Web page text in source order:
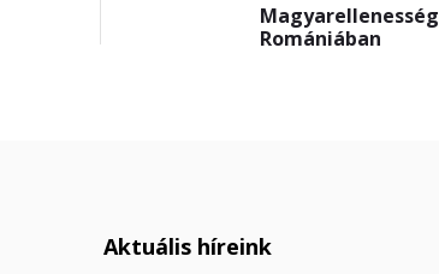
Magyarellenesség
Romániában
Aktuális híreink